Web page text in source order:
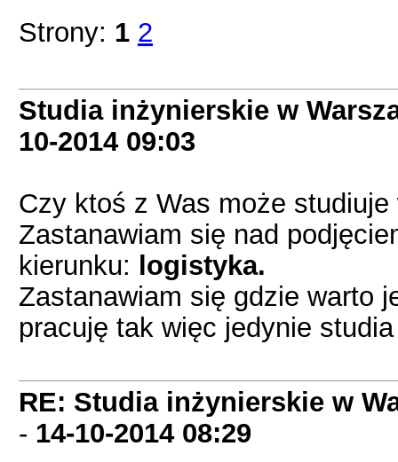
Strony: 1 2
Studia inżynierskie w
10-2014 09:03
Czy ktoś z Was może studiuje
Zastanawiam się nad
kierunku:
logistyka.
Zastanawiam się gdzie warto
pracuję tak więc jedynie
RE: Studia inżynierskie w
- 14-10-2014 08:29